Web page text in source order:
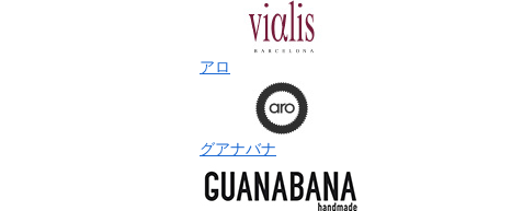
アロ
グアナバナ